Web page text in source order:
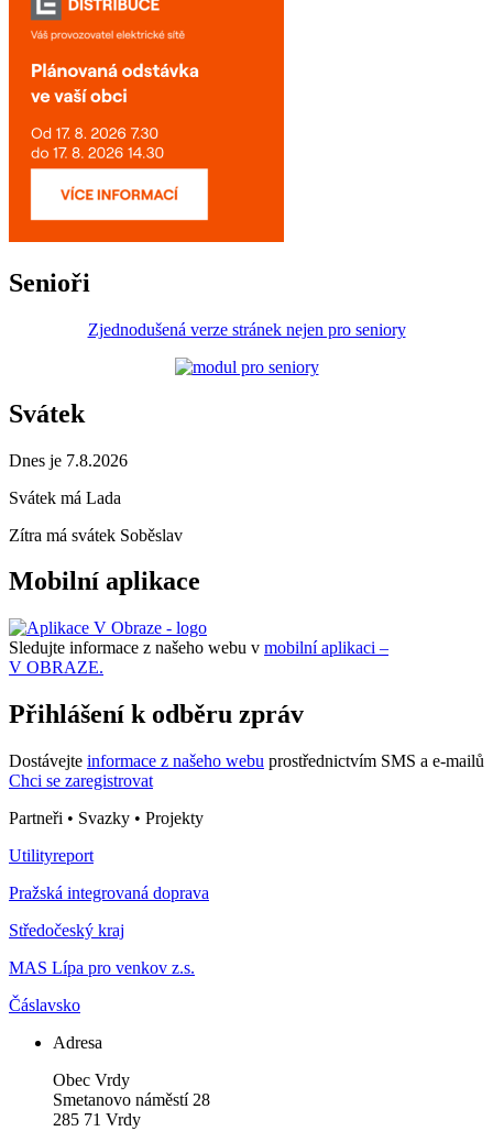
Senioři
Zjednodušená verze stránek nejen pro seniory
Svátek
Dnes je 7.8.2026
Svátek má Lada
Zítra má svátek Soběslav
Mobilní aplikace
Sledujte informace z našeho webu v mobilní aplikaci –
V OBRAZE.
Přihlášení k odběru zpráv
Dostávejte informace z našeho webu prostřednictvím SMS a e-mailů
Chci se zaregistrovat
Partneři • Svazky • Projekty
Utilityreport
Pražská integrovaná doprava
Středočeský kraj
MAS Lípa pro venkov z.s.
Čáslavsko
Adresa
Obec Vrdy
Smetanovo náměstí 28
285 71 Vrdy